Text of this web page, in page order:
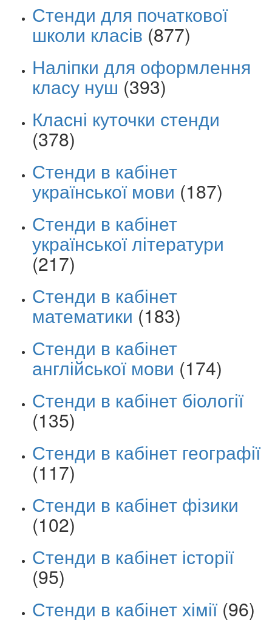
Стенди для початкової
школи класів (877)
Наліпки для оформлення
класу нуш (393)
Класні куточки стенди
(378)
Стенди в кабінет
української мови (187)
Стенди в кабінет
української літератури
(217)
Стенди в кабінет
математики (183)
Стенди в кабінет
англійської мови (174)
Стенди в кабінет біології
(135)
Стенди в кабінет географії
(117)
Стенди в кабінет фізики
(102)
Стенди в кабінет історії
(95)
Стенди в кабінет хімії (96)